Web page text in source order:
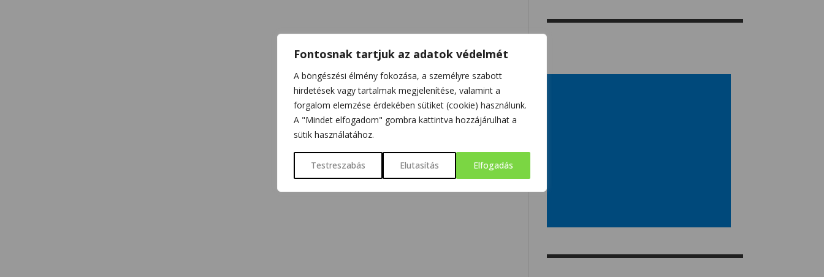
Fontosnak tartjuk az adatok védelmét
A böngészési élmény fokozása, a személyre szabott
hirdetések vagy tartalmak megjelenítése, valamint a
forgalom elemzése érdekében sütiket (cookie) használunk.
A "Mindet elfogadom" gombra kattintva hozzájárulhat a
sütik használatához.
Testreszabás Elutasítás Elfogadás